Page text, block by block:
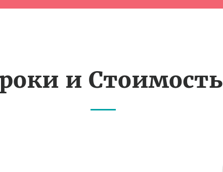
и Стоимость